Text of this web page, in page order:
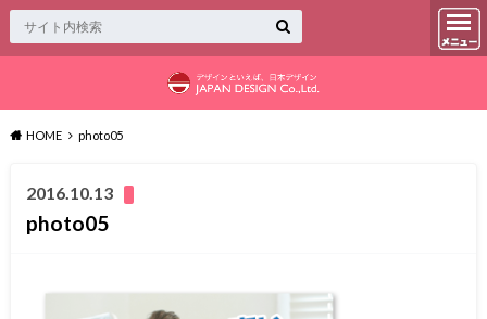
HOME photo05
2016.10.13
photo05